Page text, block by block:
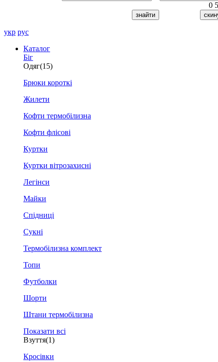
0
укр рус
Каталог
Біг
Одяг(15)
Брюки короткі
Жилети
Кофти термобілизна
Кофти флісові
Куртки
Куртки вітрозахисні
Легінси
Майки
Спідниці
Сукні
Термобілизна комплект
Топи
Футболки
Шорти
Штани термобілизна
Показати всі
Взуття(1)
Кросівки